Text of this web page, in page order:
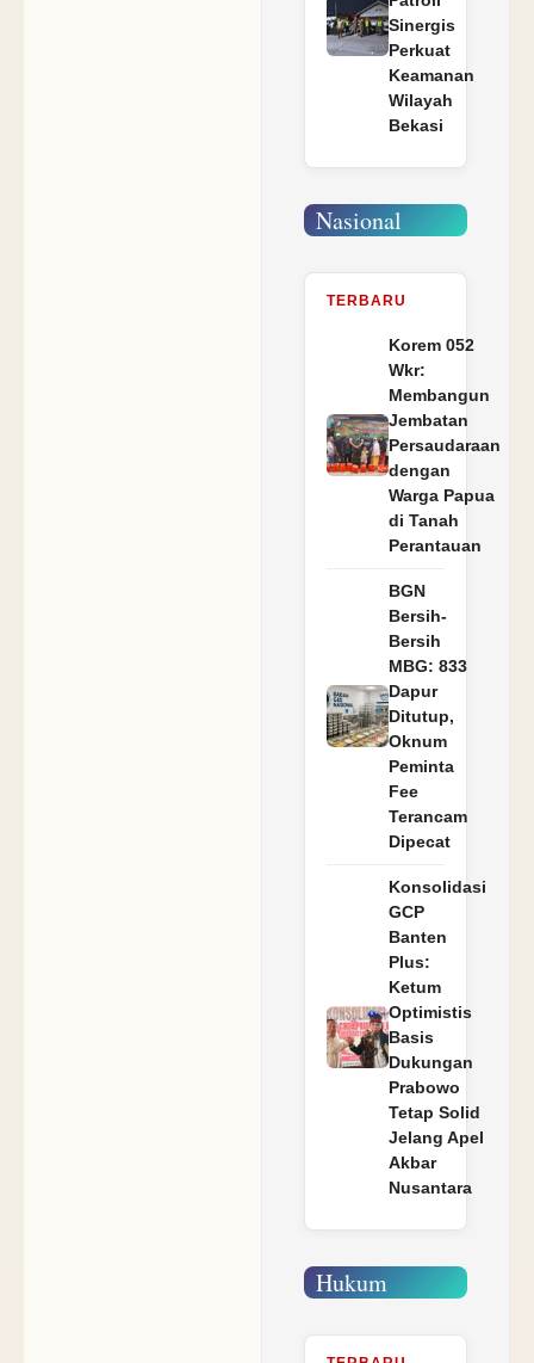
Sinergis
Perkuat
Keamanan
Wilayah
Bekasi
Nasional
TERBARU
Korem 052
Wkr:
Membangun
Jembatan
Persaudaraan
dengan
Warga Papua
di Tanah
Perantauan
BGN
Bersih-
Bersih
MBG: 833
Dapur
Ditutup,
Oknum
Peminta
Fee
Terancam
Dipecat
Konsolidasi
GCP
Banten
Plus:
Ketum
Optimistis
Basis
Dukungan
Prabowo
Tetap Solid
Jelang Apel
Akbar
Nusantara
Hukum